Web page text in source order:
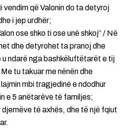
që Valonin do ta detyroj
i jep urdhër;
ose shko ti ose unë shkoj” / Në
dhe detyrohet ta pranoj dhe
u ndarë nga bashkëluftëtarët e tij
tu takuar me nënën dhe
mbi tragjedinë e ndodhur
e 5 anëtarëve të familjes;
të axhës, dhe të një fqiut